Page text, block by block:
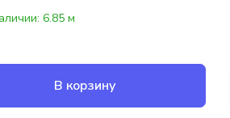
6.85 м
В корзину